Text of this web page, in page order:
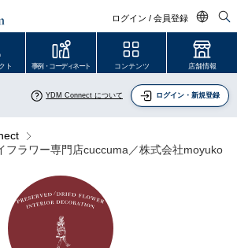
ログイン / 会員登録
日本語
中文简体
ト 事例・コーディネート コンテンツ 店舗情報
YDM Connect について ログイン・新規登録
フラワー専門店cuccuma／株式会社moyuko